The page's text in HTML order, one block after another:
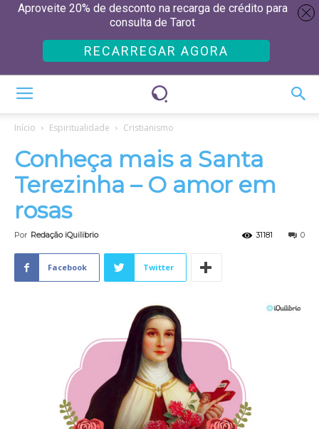
Início Espiritualidade Cristianismo
Conheça mais a Santa
Terezinha – O amor em
rosas
Por Redação iQuilibrio 0
31181
Facebook Twitter
Aproveite 20% de desconto na recarga de crédito para
consulta de Tarot
RECARREGAR AGORA